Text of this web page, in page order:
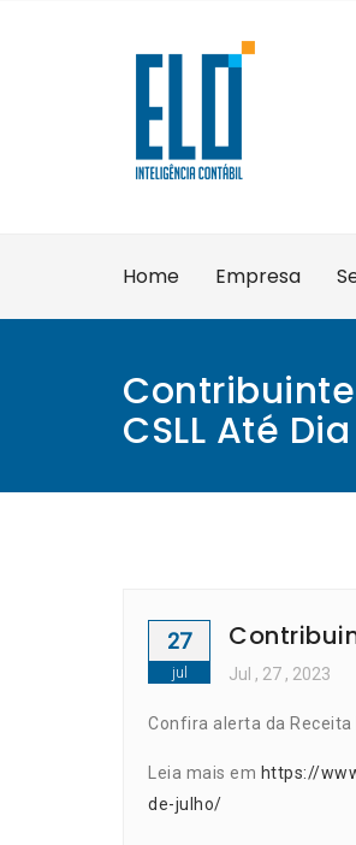
Home Empresa
CSLL Até
27
jul Jul , 27 , 2023
Confira alerta da
Leia mais em https://
de-julho/